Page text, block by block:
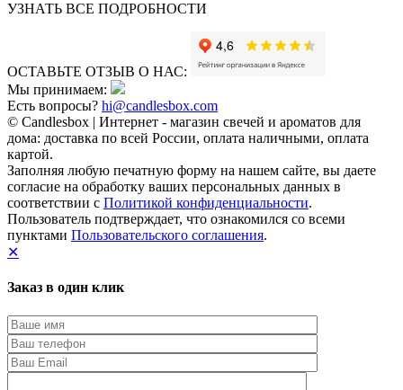
УЗНАТЬ ВСЕ ПОДРОБНОСТИ
ОСТАВЬТЕ ОТЗЫВ О НАС:
Мы принимаем:
Есть вопросы? hi@candlesbox.com
© Candlesbox | Интернет - магазин свечей и ароматов для
дома: доставка по всей России, оплата наличными, оплата
картой.
Заполняя любую печатную форму на нашем сайте, вы даете
согласие на обработку ваших персональных данных в
соответствии с Политикой конфиденциальности.
Пользователь подтверждает, что ознакомился со всеми
пунктами Пользовательского соглашения.
✕
Заказ в один клик